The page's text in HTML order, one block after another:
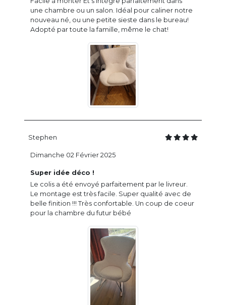
une chambre ou un salon. Idéal pour caliner notre
nouveau né, ou une petite sieste dans le bureau!
Adopté par toute la famille, même le chat!
Stephen
Super idée déco !
Le colis a été envoyé parfaitement par le livreur.
Le montage est très facile. Super qualité avec de
belle finition !!! Très confortable. Un coup de coeur
pour la chambre du futur bébé
Dimanche 02 Février 2025